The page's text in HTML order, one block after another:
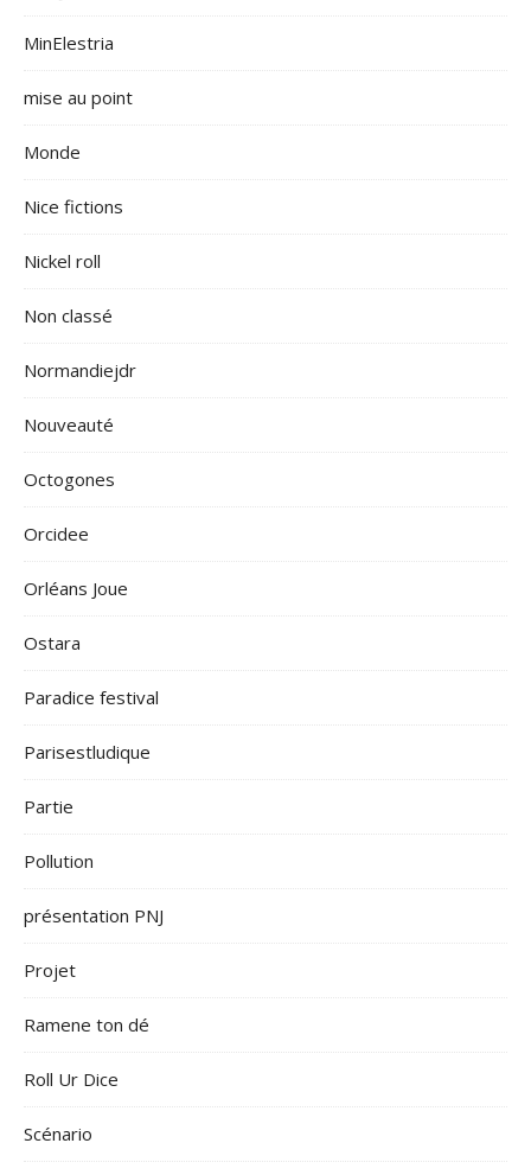
MinElestria
mise au point
Monde
Nice fictions
Nickel roll
Non classé
Normandiejdr
Nouveauté
Octogones
Orcidee
Orléans Joue
Ostara
Paradice festival
Parisestludique
Partie
Pollution
présentation PNJ
Projet
Ramene ton dé
Roll Ur Dice
Scénario